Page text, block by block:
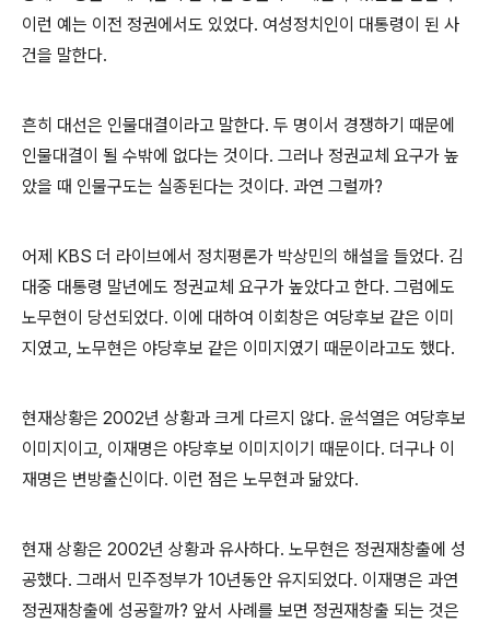
이런 예는 이전 정권에서도 있었다. 여성정치인이 대통령이 된 사
건을 말한다.
흔히 대선은 인물대결이라고 말한다. 두 명이서 경쟁하기 때문에
인물대결이 될 수밖에 없다는 것이다. 그러나 정권교체 요구가 높
았을 때 인물구도는 실종된다는 것이다. 과연 그럴까?
어제 KBS 더 라이브에서 정치평론가 박상민의 해설을 들었다. 김
대중 대통령 말년에도 정권교체 요구가 높았다고 한다. 그럼에도
노무현이 당선되었다. 이에 대하여 이회창은 여당후보 같은 이미
지였고, 노무현은 야당후보 같은 이미지였기 때문이라고도 했다.
현재상황은 2002년 상황과 크게 다르지 않다. 윤석열은 여당후보
이미지이고, 이재명은 야당후보 이미지이기 때문이다. 더구나 이
재명은 변방출신이다. 이런 점은 노무현과 닮았다.
현재 상황은 2002년 상황과 유사하다. 노무현은 정권재창출에 성
공했다. 그래서 민주정부가 10년동안 유지되었다. 이재명은 과연
정권재창출에 성공할까? 앞서 사례를 보면 정권재창출 되는 것은